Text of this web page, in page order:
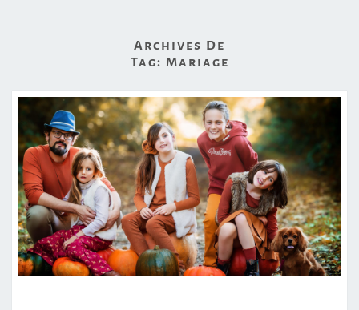
Archives De
Tag: Mariage